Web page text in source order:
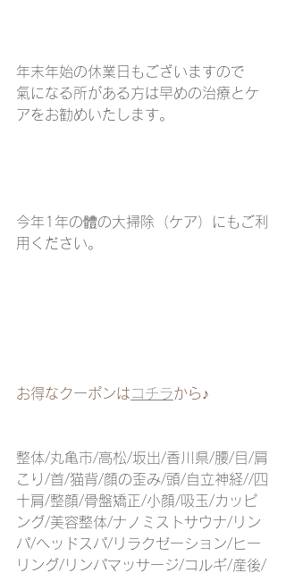
年末年始の休業日もございますので
氣になる所がある方は早めの治療とケ
アをお勧めいたします。
今年1年の體の大掃除（ケア）にもご利
用ください。
お得なクーポンはコチラから♪
整体/丸亀市/高松/坂出/香川県/腰/目/肩
こり/首/猫背/顔の歪み/頭/自立神経//四
十肩/整顔/骨盤矯正/小顔/吸玉/カッピ
ング/美容整体/ナノミストサウナ/リン
パ/ヘッドスパ/リラクゼーション/ヒー
リング/リンパマッサージ/コルギ/産後/